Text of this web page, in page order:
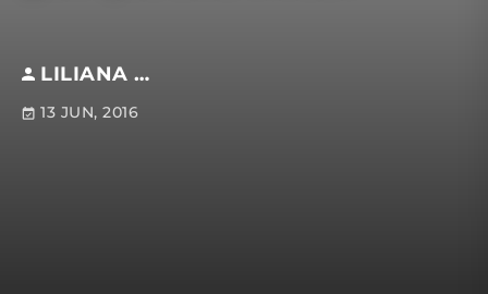
LILIANA BRETÓN
13 JUN, 2016